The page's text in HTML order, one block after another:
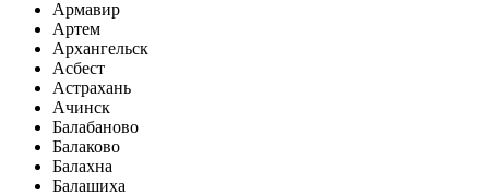
Армавир
Артем
Архангельск
Асбест
Астрахань
Ачинск
Балабаново
Балаково
Балахна
Балашиха